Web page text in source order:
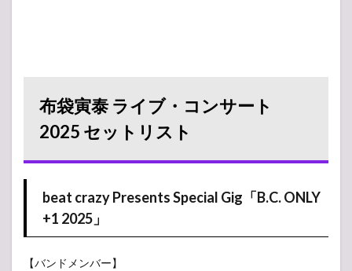
布袋寅泰 ライブ・コンサート
2025 セットリスト
beat crazy Presents Special Gig「B.C. ONLY
+1 2025」
【バンドメンバー】